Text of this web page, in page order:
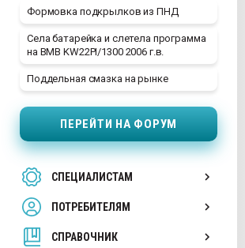
Формовка подкрылков из ПНД
Села батарейка и слетела программа
на BMB KW22PI/1300 2006 г.в.
Поддельная смазка на рынке
ПЕРЕЙТИ НА ФОРУМ
СПЕЦИАЛИСТАМ
ПОТРЕБИТЕЛЯМ
СПРАВОЧНИК